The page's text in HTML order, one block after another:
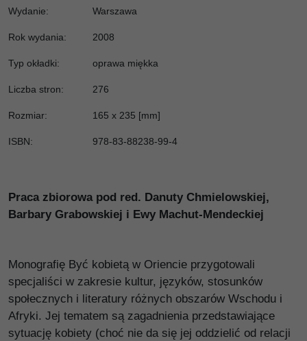
Wydanie: Warszawa
Rok wydania: 2008
Typ okładki: oprawa miękka
Liczba stron: 276
Rozmiar: 165 x 235 [mm]
ISBN: 978-83-88238-99-4
Praca zbiorowa pod red. Danuty Chmielowskiej,
Barbary Grabowskiej i Ewy Machut-Mendeckiej
Monografię Być kobietą w Oriencie przygotowali
specjaliści w zakresie kultur, języków, stosunków
społecznych i literatury różnych obszarów Wschodu i
Afryki. Jej tematem są zagadnienia przedstawiające
sytuację kobiety (choć nie da się jej oddzielić od relacji